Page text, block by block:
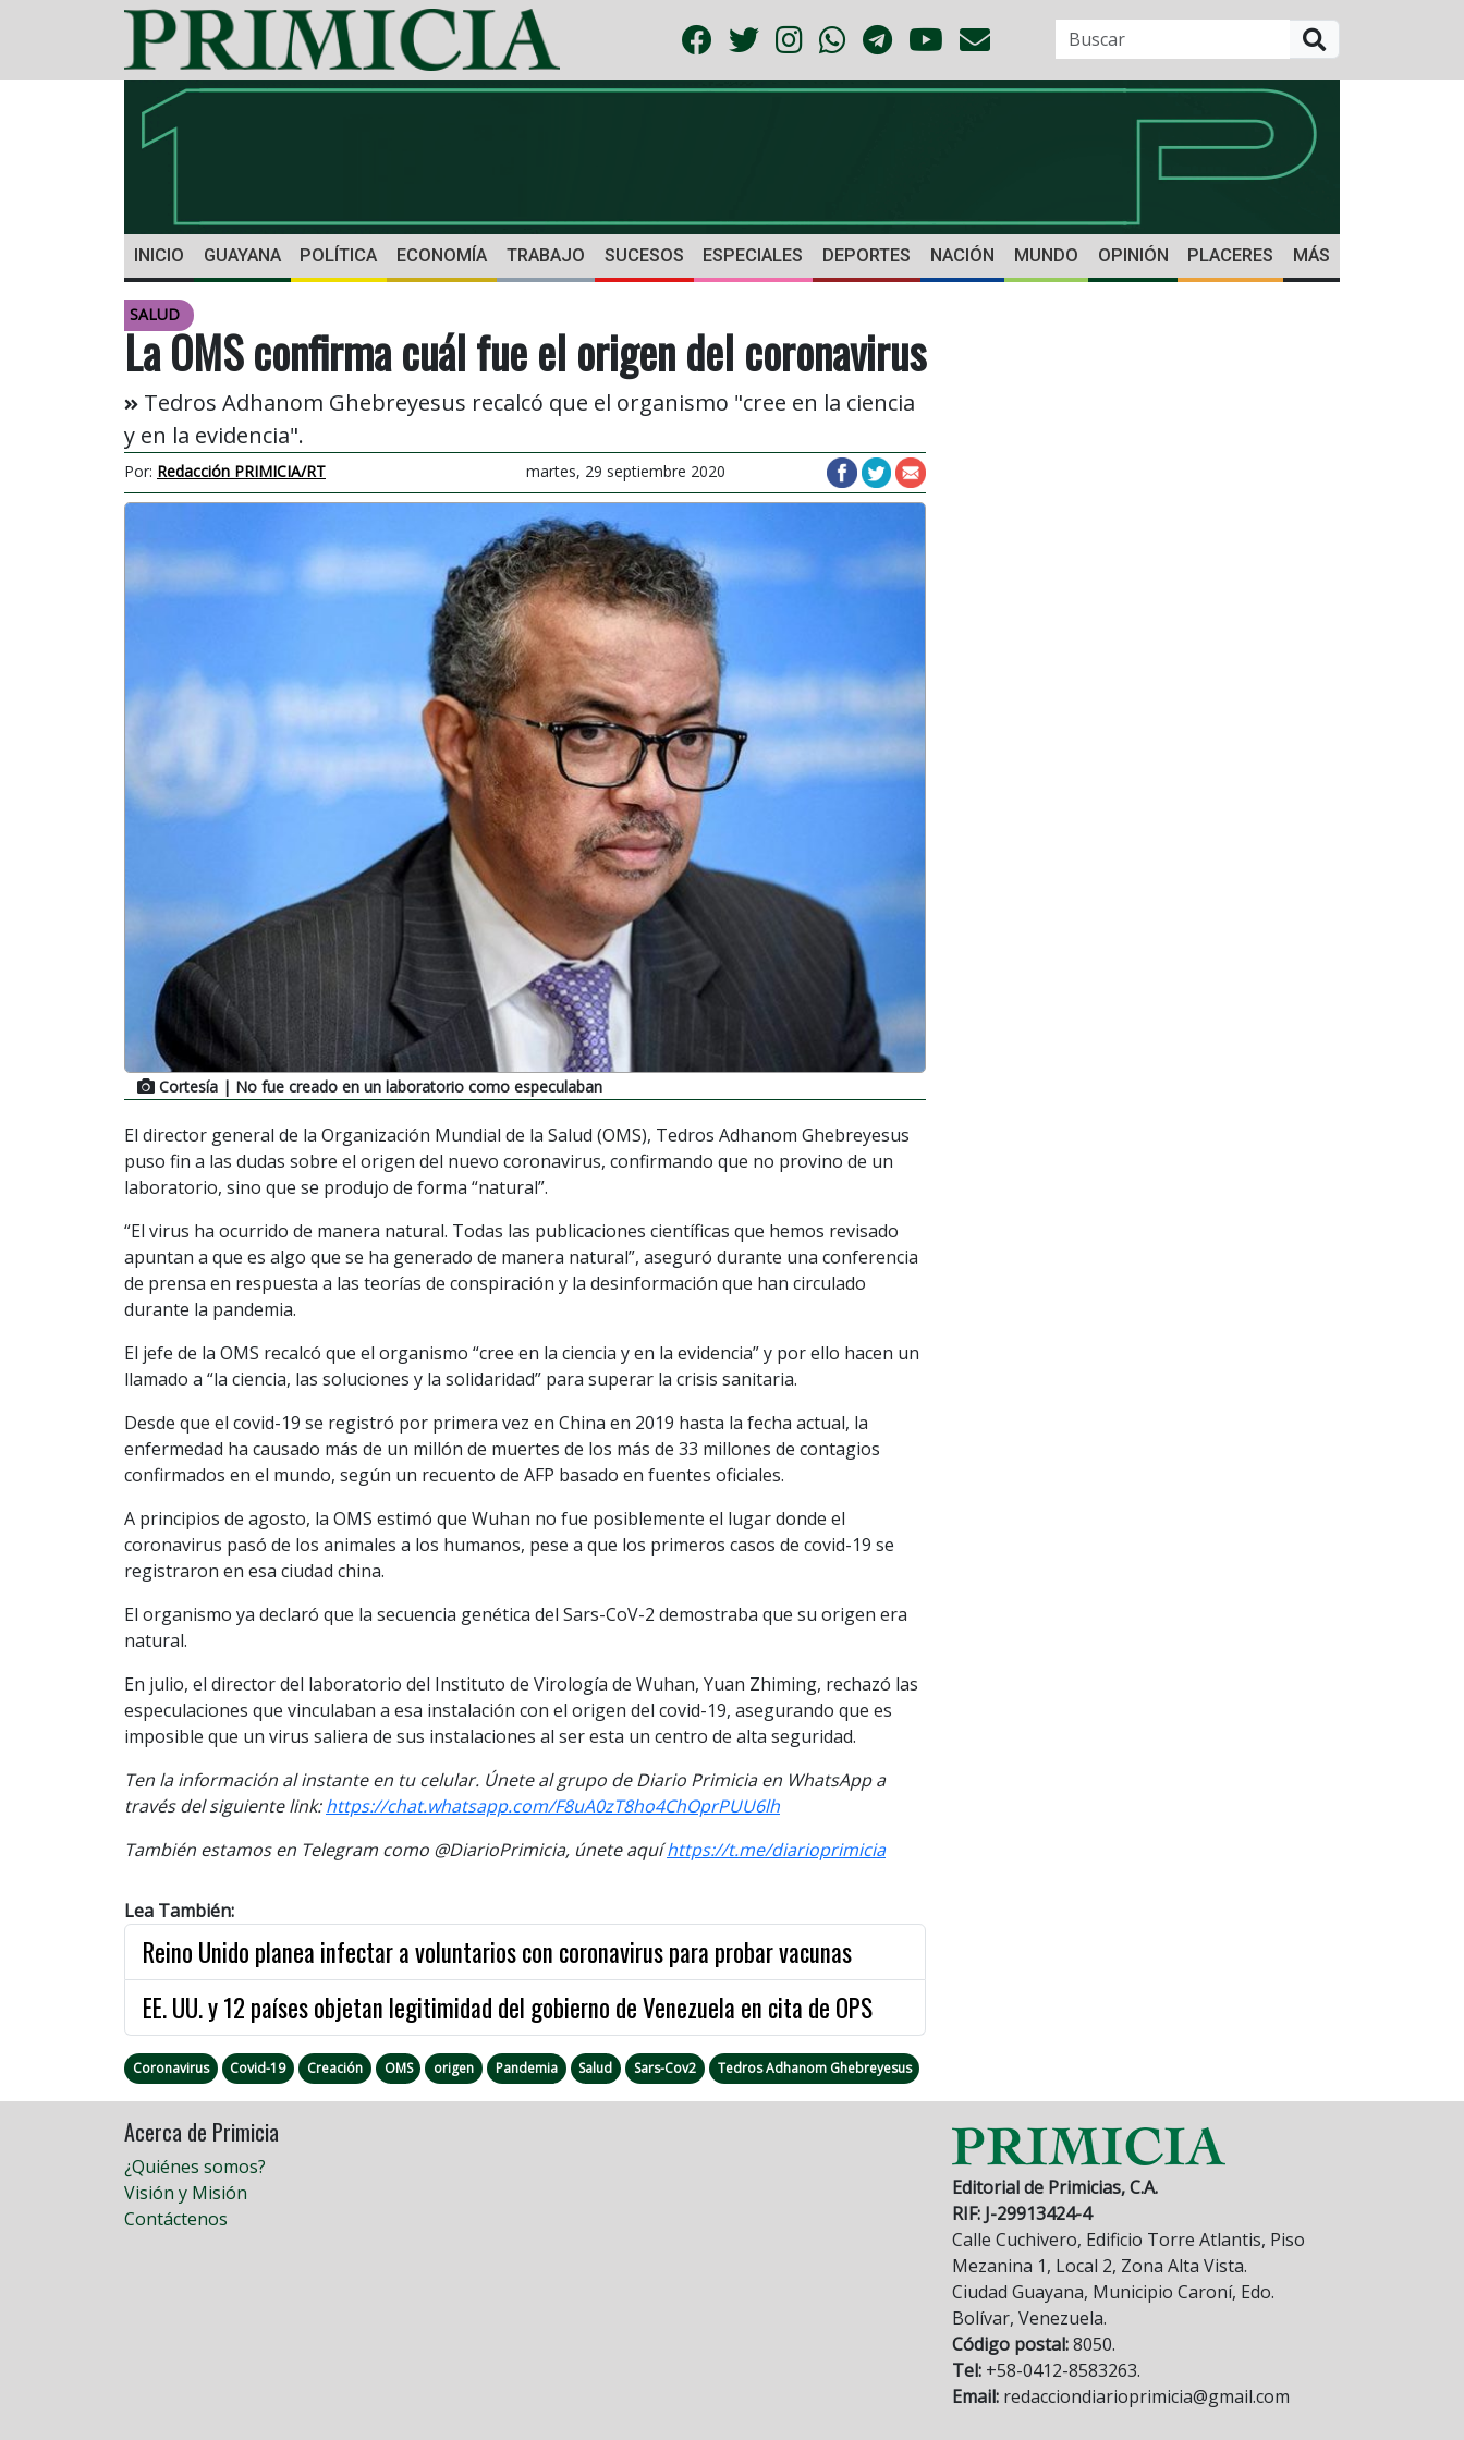
INICIO GUAYANA POLÍTICA ECONOMÍA TRABAJO SUCESOS ESPECIALES DEPORTES NACIÓN MUNDO OPINIÓN PLACERES MÁS
SALUD
La OMS confirma cuál fue el origen del coronavirus
Tedros Adhanom Ghebreyesus recalcó que el organismo "cree en la ciencia
y en la evidencia".
Por: Redacción PRIMICIA/RT martes, 29 septiembre 2020
Cortesía | No fue creado en un laboratorio como especulaban
El director general de la Organización Mundial de la Salud (OMS), Tedros Adhanom Ghebreyesus
puso fin a las dudas sobre el origen del nuevo coronavirus, confirmando que no provino de un
laboratorio, sino que se produjo de forma “natural”.
“El virus ha ocurrido de manera natural. Todas las publicaciones científicas que hemos revisado
apuntan a que es algo que se ha generado de manera natural”, aseguró durante una conferencia
de prensa en respuesta a las teorías de conspiración y la desinformación que han circulado
durante la pandemia.
El jefe de la OMS recalcó que el organismo “cree en la ciencia y en la evidencia” y por ello hacen un
llamado a “la ciencia, las soluciones y la solidaridad” para superar la crisis sanitaria.
Desde que el covid-19 se registró por primera vez en China en 2019 hasta la fecha actual, la
enfermedad ha causado más de un millón de muertes de los más de 33 millones de contagios
confirmados en el mundo, según un recuento de AFP basado en fuentes oficiales.
A principios de agosto, la OMS estimó que Wuhan no fue posiblemente el lugar donde el
coronavirus pasó de los animales a los humanos, pese a que los primeros casos de covid-19 se
registraron en esa ciudad china.
El organismo ya declaró que la secuencia genética del Sars-CoV-2 demostraba que su origen era
natural.
En julio, el director del laboratorio del Instituto de Virología de Wuhan, Yuan Zhiming, rechazó las
especulaciones que vinculaban a esa instalación con el origen del covid-19, asegurando que es
imposible que un virus saliera de sus instalaciones al ser esta un centro de alta seguridad.
Ten la información al instante en tu celular. Únete al grupo de Diario Primicia en WhatsApp a
través del siguiente link: https://chat.whatsapp.com/F8uA0zT8ho4ChOprPUU6lh
También estamos en Telegram como @DiarioPrimicia, únete aquíhttps://t.me/diarioprimicia
Lea También:
Reino Unido planea infectar a voluntarios con coronavirus para probar vacunas
EE. UU. y 12 países objetan legitimidad del gobierno de Venezuela en cita de OPS
Coronavirus Covid-19 Creación OMS origen Pandemia Salud Sars-Cov2 Tedros Adhanom Ghebreyesus
Acerca de Primicia
¿Quiénes somos?
Visión y Misión
Contáctenos
Editorial de Primicias, C.A.
RIF: J-29913424-4
Calle Cuchivero, Edificio Torre Atlantis, Piso
Mezanina 1, Local 2, Zona Alta Vista.
Ciudad Guayana, Municipio Caroní, Edo.
Bolívar, Venezuela.
Código postal:8050.
Tel: +58-0412-8583263.
Email: redacciondiarioprimicia@gmail.com